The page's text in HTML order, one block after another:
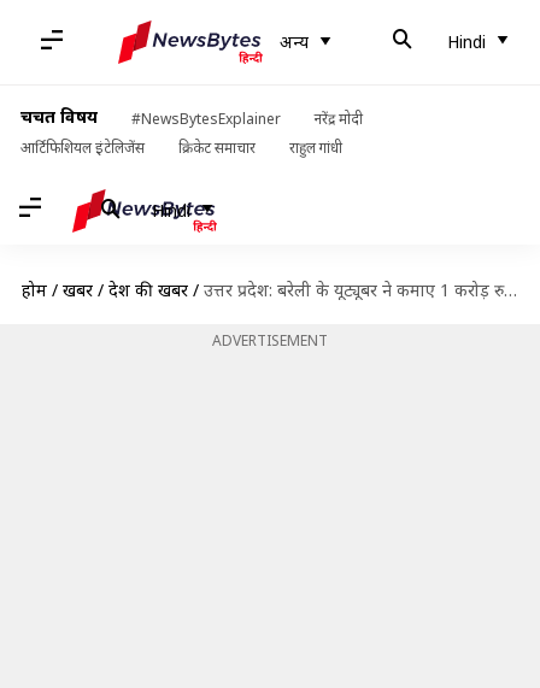
अन्य Hindi
चर्चित विषय #NewsBytesExplainer
नरेंद्र मोदी
आर्टिफिशियल इंटेलिजेंस
क्रिकेट समाचार राहुल गांधी
Hindi
होम / खबरें / देश की खबरें / उत्तर प्रदेश: बरेली के यूट्यूबर ने कमाए 1 करोड़ रुपये, आयकर विभाग का छापा
ADVERTISEMENT